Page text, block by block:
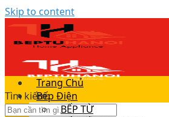
Skip to content
Tìm kiếm:
Trang Chủ
Bếp Điện
BẾP TỪ